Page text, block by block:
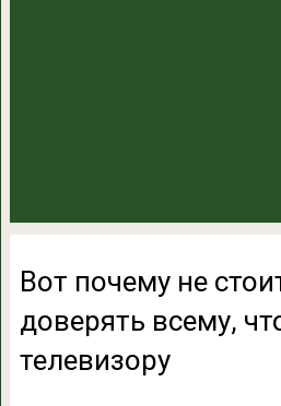
Вот почему не
доверять всему,
телевизору